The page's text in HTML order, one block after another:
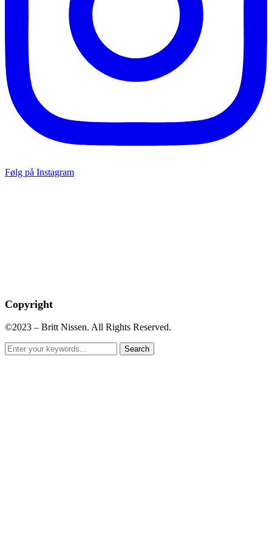
Følg på Instagram
Copyright
©2023 – Britt Nissen. All Rights Reserved.